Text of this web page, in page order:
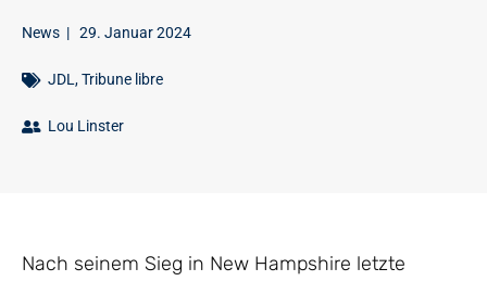
News | 29. Januar 2024
JDL ,Tribune libre
Lou Linster
Nach seinem Sieg in New Hampshire letzte